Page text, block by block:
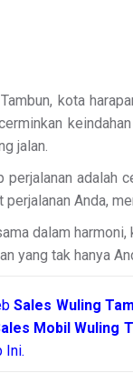
kota
jalan.
perjalanan adalah
Anda,
dalam
yang tak hanya
Sales Wuling
Mobil Wuling
Ini.